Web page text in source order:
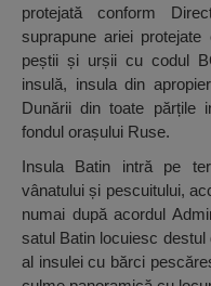
protejată conform
suprapune ariei
peștii și urșii cu codul
insulă, insula din
Dunării din toate părțile
fondul orașului Ruse.
Insula Batin intră pe
vânatului și pescuitului,
numai după acordul
satul Batin locuiesc
al insulei cu bărci